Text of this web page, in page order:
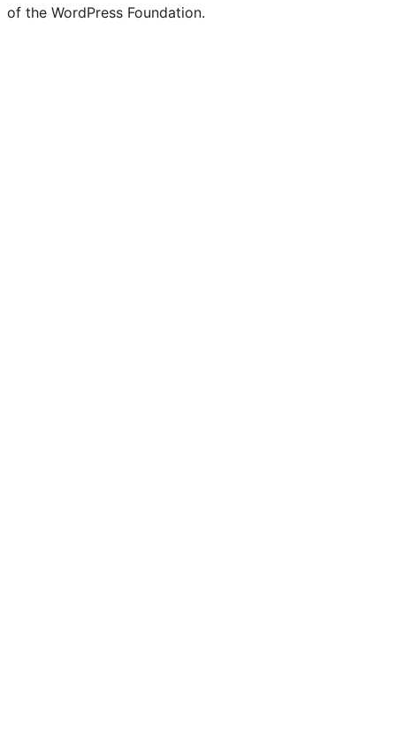
of the WordPress Foundation.